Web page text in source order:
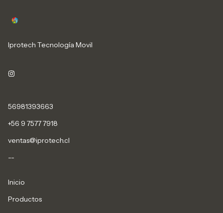
Iprotech Tecnología Movil
56981393663
+56 9 7577 7918
ventas@iprotech.cl
--
Inicio
Productos